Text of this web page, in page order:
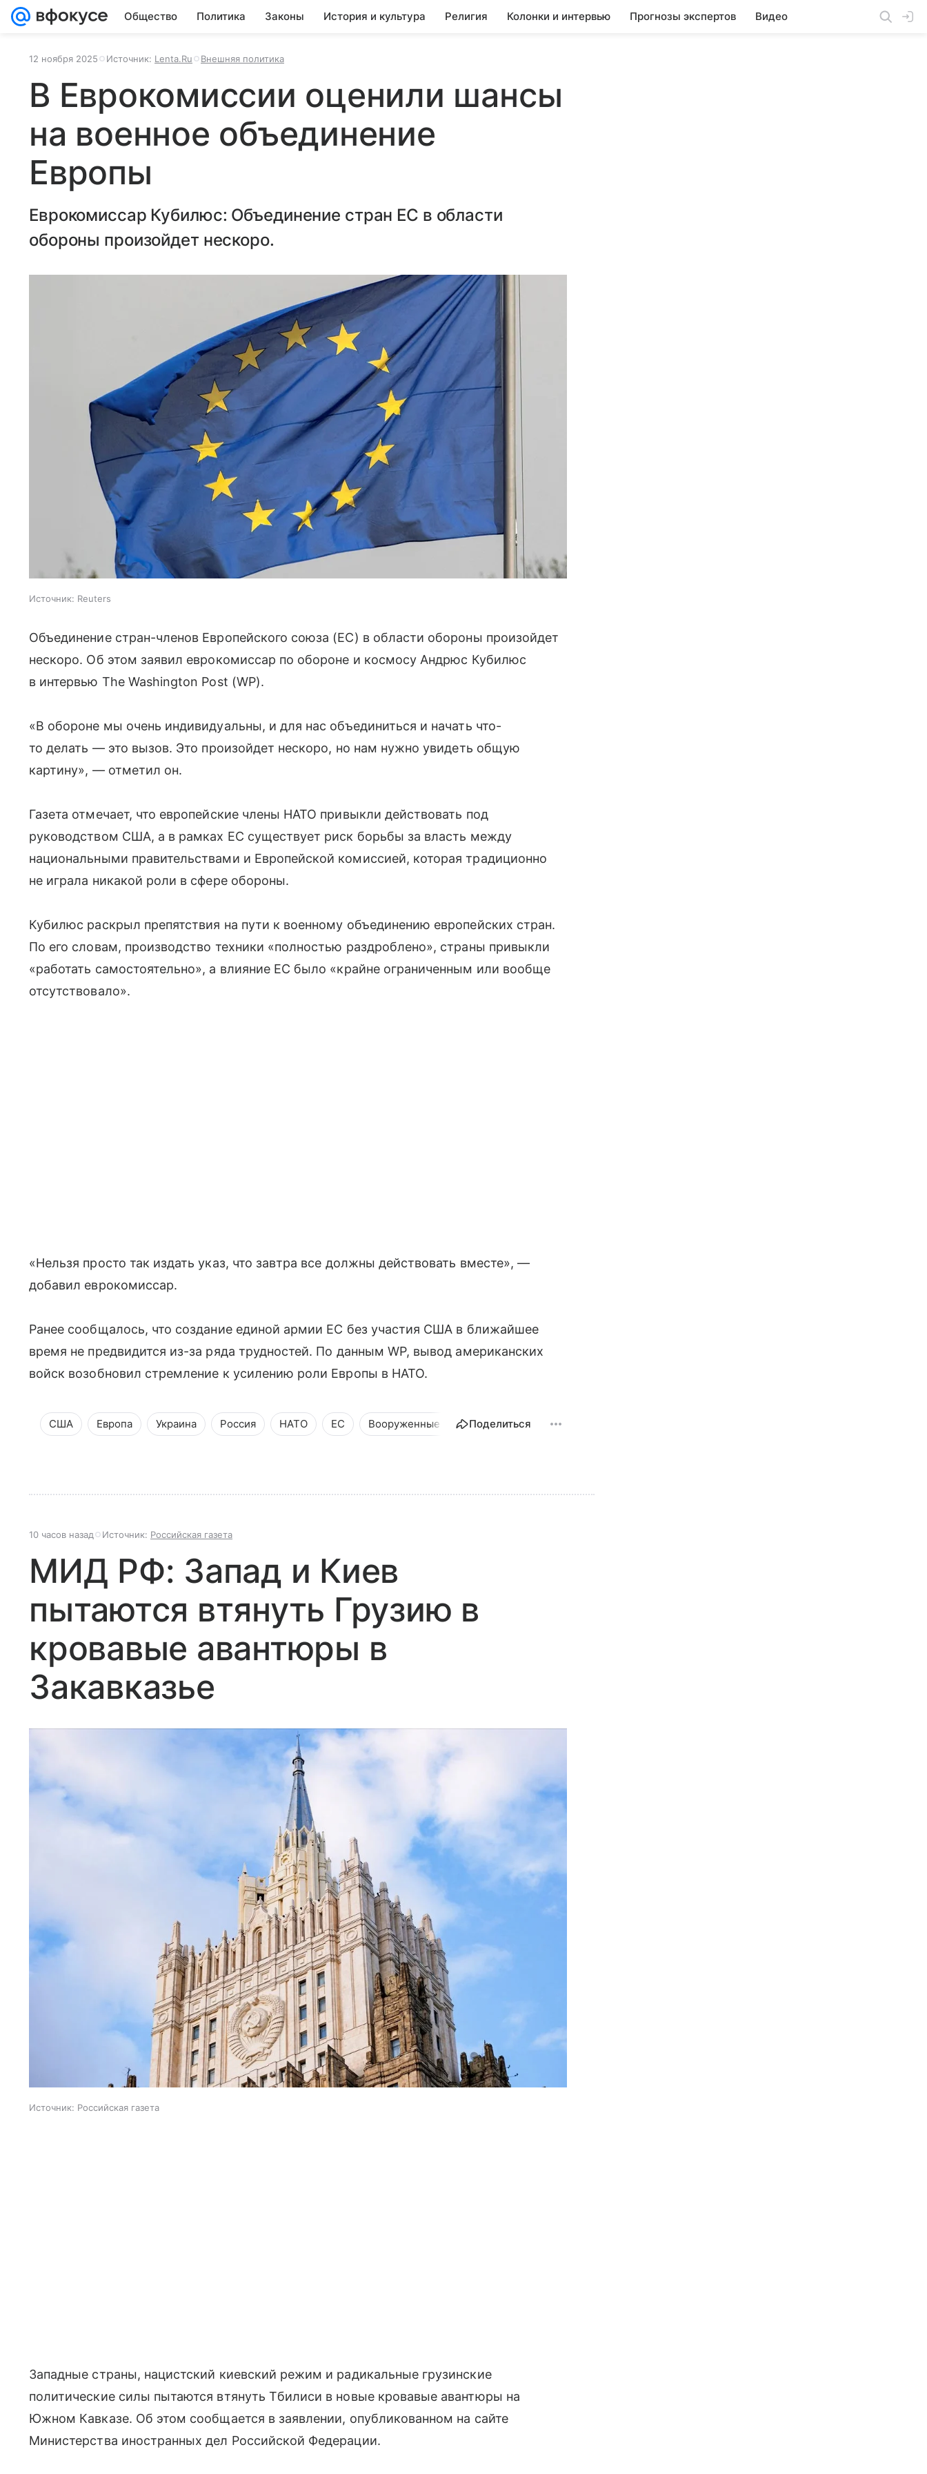
Общество Политика Законы История и культура Религия Колонки и интервью Прогнозы экспертов Видео
12 ноября 2025 Источник: Lenta.Ru Внешняя политика
В Еврокомиссии оценили шансы
на военное объединение
Европы
Еврокомиссар Кубилюс: Объединение стран ЕС в области
обороны произойдет нескоро.
Источник: Reuters
Объединение стран-членов Европейского союза (ЕС) в области обороны произойдет
нескоро. Об этом заявил еврокомиссар по обороне и космосу Андрюс Кубилюс
в интервью The Washington Post (WP).
«В обороне мы очень индивидуальны, и для нас объединиться и начать что-
то делать — это вызов. Это произойдет нескоро, но нам нужно увидеть общую
картину», — отметил он.
Газета отмечает, что европейские члены НАТО привыкли действовать под
руководством США, а в рамках ЕС существует риск борьбы за власть между
национальными правительствами и Европейской комиссией, которая традиционно
не играла никакой роли в сфере обороны.
Кубилюс раскрыл препятствия на пути к военному объединению европейских стран.
По его словам, производство техники «полностью раздроблено», страны привыкли
«работать самостоятельно», а влияние ЕС было «крайне ограниченным или вообще
отсутствовало».
«Нельзя просто так издать указ, что завтра все должны действовать вместе», —
добавил еврокомиссар.
Ранее сообщалось, что создание единой армии ЕС без участия США в ближайшее
время не предвидится из-за ряда трудностей. По данным WP, вывод американских
войск возобновил стремление к усилению роли Европы в НАТО.
США Европа Украина Россия НАТО ЕС Вооруженные конфликты Новости
Поделиться
10 часов назад Источник: Российская газета
МИД РФ: Запад и Киев
пытаются втянуть Грузию в
кровавые авантюры в
Закавказье
Источник: Российская газета
Западные страны, нацистский киевский режим и радикальные грузинские
политические силы пытаются втянуть Тбилиси в новые кровавые авантюры на
Южном Кавказе. Об этом сообщается в заявлении, опубликованном на сайте
Министерства иностранных дел Российской Федерации.